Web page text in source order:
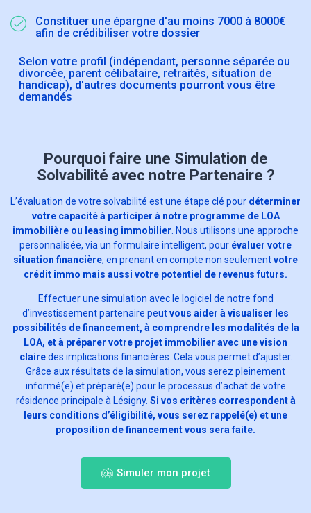
Constituer une épargne d'au moins 7000 à 8000€
afin de crédibiliser votre dossier
Selon votre profil (indépendant, personne séparée ou
divorcée, parent célibataire, retraités, situation de
handicap), d'autres documents pourront vous être
demandés
Pourquoi faire une Simulation de
Solvabilité avec notre Partenaire ?
L’évaluation de votre solvabilité est une étape clé pour déterminer
votre capacité à participer à notre programme de LOA
immobilière ou leasing immobilier . Nous utilisons une approche
personnalisée, via un formulaire intelligent, pour évaluer votre
situation financière, en prenant en compte non seulementvotre
crédit immo mais aussi votre potentiel de revenus futurs.
Effectuer une simulation avec le logiciel de notre fond
d’investissement partenaire peutvous aider à visualiser les
possibilités de financement, à comprendre les modalités de la
LOA, et à préparer votre projet immobilier avec une vision
clairedes implications financières. Cela vous permet d’ajuster.
Grâce aux résultats de la simulation, vous serez pleinement
informé(e) et préparé(e) pour le processus d’achat de votre
résidence principale à Lésigny. Si vos critères correspondent à
leurs conditions d’éligibilité, vous serez rappelé(e) et une
proposition de financement vous sera faite.
Simuler mon projet